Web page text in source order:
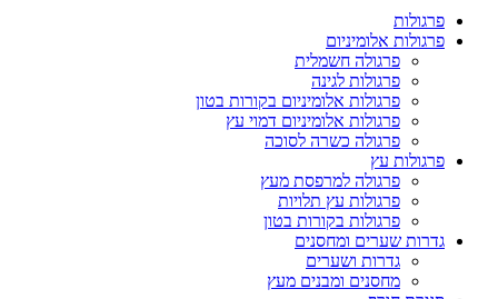
פרגולות
פרגולות אלומיניום
פרגולה חשמלית
פרגולות לגינה
פרגולות אלומיניום בקורות בטון
פרגולות אלומיניום דמוי עץ
פרגולה כשרה לסוכה
פרגולות עץ
פרגולה למרפסת מעץ
פרגולות עץ תלויות
פרגולות בקורות בטון
גדרות שערים ומחסנים
גדרות ושערים
מחסנים ומבנים מעץ